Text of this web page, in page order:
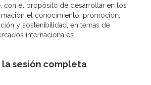
con el propósito de desarrollar en los
el conocimiento, promoción,
y sostenibilidad, en temas de
internacionales.
sesión completa